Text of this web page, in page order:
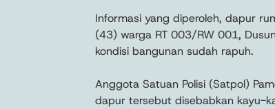
Informasi yang diperoleh, dapur
(43) warga RT 003/RW 001,
kondisi bangunan sudah rapuh.
Anggota Satuan Polisi (Satpol)
dapur tersebut disebabkan kayu-